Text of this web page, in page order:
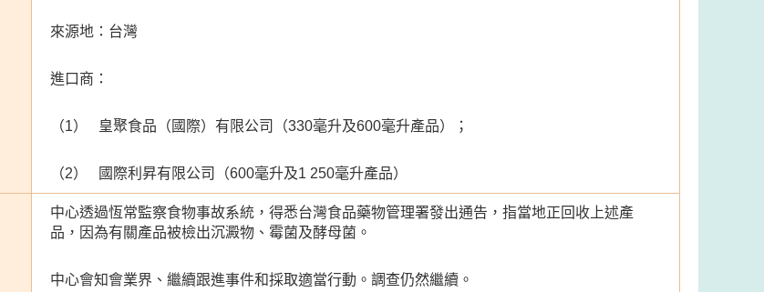
來源地：台灣
進口商：
（1） 皇聚食品（國際）有限公司（330毫升及600毫升產品）；
（2） 國際利昇有限公司（600毫升及1 250毫升產品）
中心透過恆常監察食物事故系統，得悉台灣食品藥物管理署發出通告，指當地正回收上述產
品，因為有關產品被檢出沉澱物、霉菌及酵母菌。
中心會知會業界、繼續跟進事件和採取適當行動。調查仍然繼續。